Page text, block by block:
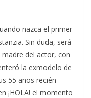
nazca el primer
Sin duda, será
madre del actor, con
la exmodelo de
55 años recién
¡HOLA! el momento